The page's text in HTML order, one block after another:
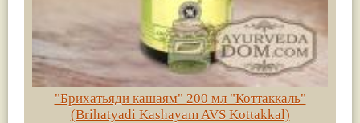
"Брихатьяди кашаям" 200 мл "Коттаккаль"
(Brihatyadi Kashayam AVS Kottakkal)